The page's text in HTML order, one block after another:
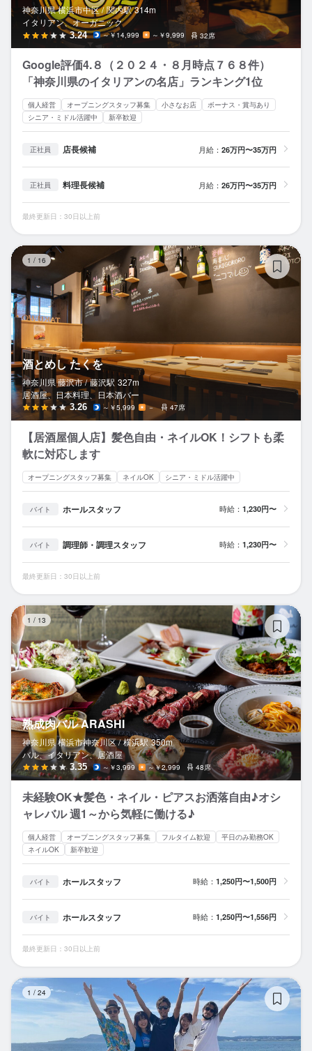
神奈川県 横浜市中区 / 関内駅 314m
イタリアン、オーガニック
3.24 ～￥14,999 ～￥9,999 32席
Google評価4.８（２０２４・８月時点７６８件）
「神奈川県のイタリアンの名店」ランキング1位
個人経営 オープニングスタッフ募集 小さなお店
ボーナス・賞与あり
シニア・ミドル活躍中
新卒歓迎
正社員 店長候補 月給： 26万円〜35万円
正社員 料理長候補 月給： 26万円〜35万円
最終更新日：30日以上前
1 / 16
酒とめし たくを
神奈川県 藤沢市 / 藤沢駅 327m
居酒屋、日本料理、日本酒バー
3.26 ～￥5,999 － 47席
【居酒屋個人店】髪色自由・ネイルOK！シフトも柔
軟に対応します
オープニングスタッフ募集 ネイルOK シニア・ミドル活躍中
バイト ホールスタッフ 時給： 1,230円〜
バイト 調理師・調理スタッフ 時給： 1,230円〜
最終更新日：30日以上前
1 / 13
熟成肉バル ARASHI
神奈川県 横浜市神奈川区 / 横浜駅 350m
バル、イタリアン、居酒屋
3.35 ～￥3,999 ～￥2,999 48席
未経験OK★髪色・ネイル・ピアスお洒落自由♪オシ
ャレバル 週1～から気軽に働ける♪
個人経営 オープニングスタッフ募集 フルタイム歓迎
平日のみ勤務OK
ネイルOK
新卒歓迎
バイト ホールスタッフ 時給： 1,250円〜1,500円
バイト ホールスタッフ 時給： 1,250円〜1,556円
最終更新日：30日以上前
1 / 24